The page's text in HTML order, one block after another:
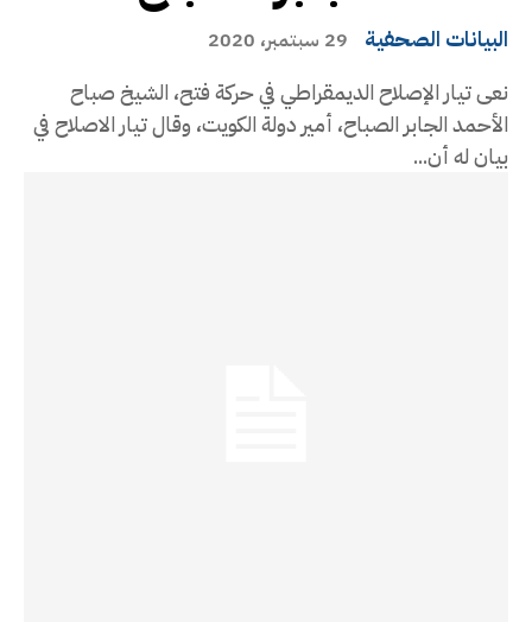
البيانات الصحفية 29 سبتمبر، 2020
نعى تيار الإصلاح الديمقراطي في حركة فتح، الشيخ صباح
الأحمد الجابر الصباح، أمير دولة الكويت، وقال تيار الاصلاح في
بيان له أن...